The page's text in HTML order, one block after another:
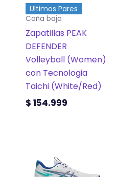
Ultimos Pares
Caña baja
Zapatillas PEAK
DEFENDER
Volleyball (Women)
con Tecnologia
Taichi (White/Red)
$ 154.999
se
pueden
elegir
en
página
producto
tiene